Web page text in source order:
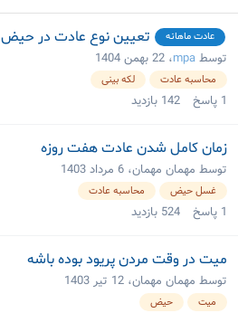
عادت ماهانه تعیین نوع عادت در حیض
توسطmpa، 22 بهمن 1404
محاسبه عادت لکه بینی
1 پاسخ 142 بازدید
زمان کامل شدن عادت هفت روزه
توسط مهمان مهمان، 6 مرداد 1403
غسل حیض محاسبه عادت
1 پاسخ 524 بازدید
میت در وقت مردن پریود بوده باشه
توسط مهمان مهمان، 12 تیر 1403
میت حیض